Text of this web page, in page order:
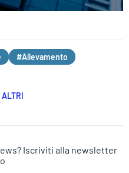
#Allevamento
Iscriviti alla newsletter